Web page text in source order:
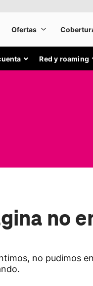
Red y roaming